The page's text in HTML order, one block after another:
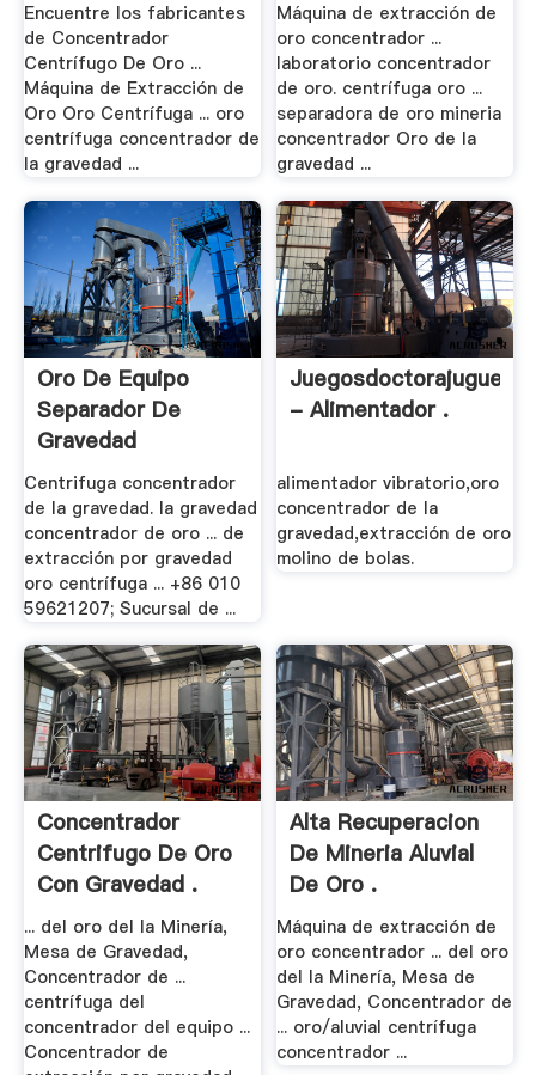
Encuentre los fabricantes
de Concentrador
Centrífugo De Oro ...
Máquina de Extracción de
Oro Oro Centrífuga ... oro
centrífuga concentrador de
la gravedad ...
Máquina de extracción de
oro concentrador ...
laboratorio concentrador
de oro. centrífuga oro ...
separadora de oro mineria
concentrador Oro de la
gravedad ...
Oro De Equipo
Separador De
Gravedad
Centrifuga ...
Centrifuga concentrador
de la gravedad. la gravedad
concentrador de oro ... de
extracción por gravedad
oro centrífuga ... +86 010
59621207; Sucursal de ...
- Alimentador .
alimentador vibratorio,oro
concentrador de la
gravedad,extracción de oro
molino de bolas.
Concentrador
Centrifugo De Oro
Con Gravedad .
... del oro del la Minería,
Mesa de Gravedad,
Concentrador de ...
centrífuga del
concentrador del equipo ...
Concentrador de
Alta Recuperacion
De Mineria Aluvial
De Oro .
Máquina de extracción de
oro concentrador ... del oro
del la Minería, Mesa de
Gravedad, Concentrador de
... oro/aluvial centrífuga
concentrador ...